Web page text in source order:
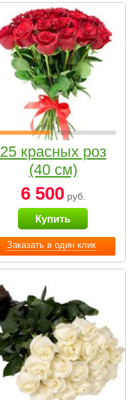
Заказать в один клик
25 красных роз
(40 см)
6 500руб.
Купить